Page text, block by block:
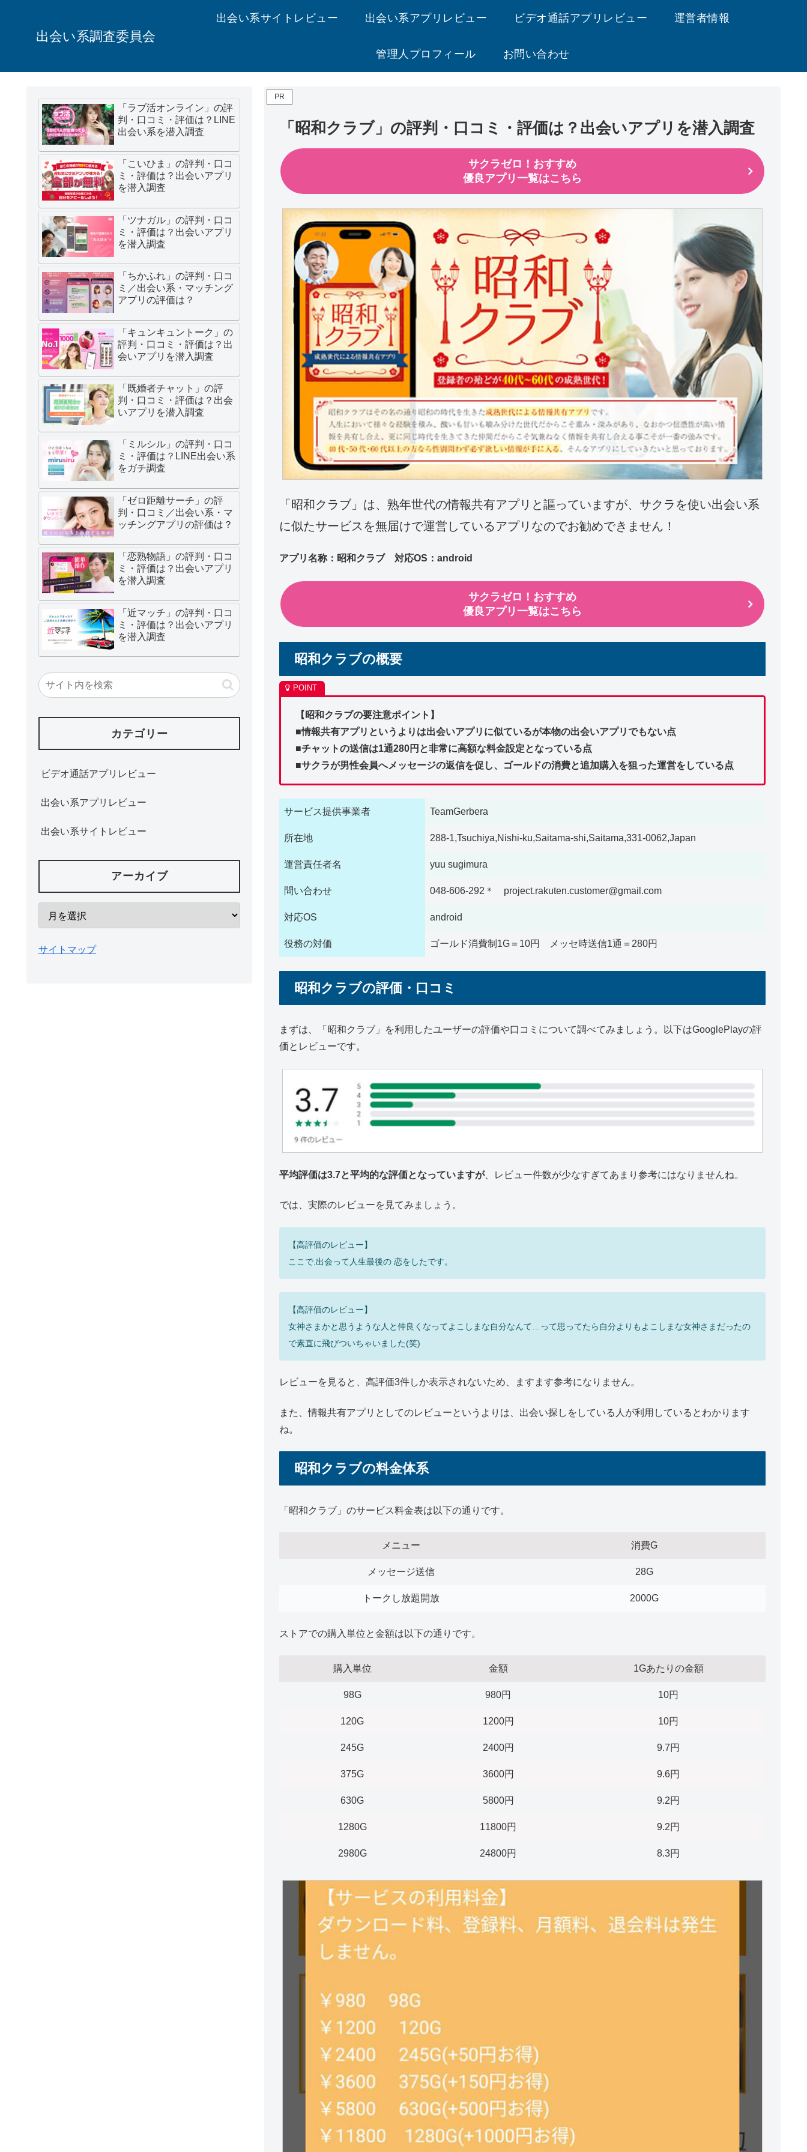
出会い系調査委員会
出会い系サイトレビュー 出会い系アプリレビュー ビデオ通話アプリレビュー 運営者情報
管理人プロフィール お問い合わせ
PR
「昭和クラブ」の評判・口コミ・評価は？出会いアプリを潜入調査
サクラゼロ！おすすめ
優良アプリ一覧はこちら
「昭和クラブ」は、熟年世代の情報共有アプリと謳っていますが、サクラを使い出会い系
に似たサービスを無届けで運営しているアプリなのでお勧めできません！
アプリ名称：昭和クラブ 対応OS：android
サクラゼロ！おすすめ
優良アプリ一覧はこちら
昭和クラブの概要
【昭和クラブの要注意ポイント】
■情報共有アプリというよりは出会いアプリに似ているが本物の出会いアプリでもない点
■チャットの送信は1通280円と非常に高額な料金設定となっている点
■サクラが男性会員へメッセージの返信を促し、ゴールドの消費と追加購入を狙った運営をしている点
サービス提供事業者 TeamGerbera
所在地 288-1,Tsuchiya,Nishi-ku,Saitama-shi,Saitama,331-0062,Japan
運営責任者名 yuu sugimura
問い合わせ 048-606-292＊ project.rakuten.customer@gmail.com
対応OS android
役務の対価 ゴールド消費制1G＝10円 メッセ時送信1通＝280円
昭和クラブの評価・口コミ
まずは、「昭和クラブ」を利用したユーザーの評価や口コミについて調べてみましょう。以下はGooglePlayの評
価とレビューです。
平均評価は3.7と平均的な評価となっていますが、レビュー件数が少なすぎてあまり参考にはなりませんね。
では、実際のレビューを見てみましょう。
【高評価のレビュー】
ここで.出会って人生最後の 恋をしたです。
【高評価のレビュー】
女神さまかと思うような人と仲良くなってよこしまな自分なんて…って思ってたら自分よりもよこしまな女神さまだったの
で素直に飛びついちゃいました(笑)
レビューを見ると、高評価3件しか表示されないため、ますます参考になりません。
また、情報共有アプリとしてのレビューというよりは、出会い探しをしている人が利用しているとわかります
ね。
昭和クラブの料金体系
「昭和クラブ」のサービス料金表は以下の通りです。
メニュー 消費G
メッセージ送信 28G
トークし放題開放 2000G
ストアでの購入単位と金額は以下の通りです。
購入単位 金額 1Gあたりの金額
98G 980円 10円
120G 1200円 10円
245G 2400円 9.7円
375G 3600円 9.6円
630G 5800円 9.2円
1280G 11800円 9.2円
2980G 24800円 8.3円
「ラブ活オンライン」の評
判・口コミ・評価は？LINE
出会い系を潜入調査
「こいひま」の評判・口コ
ミ・評価は？出会いアプリ
を潜入調査
「ツナガル」の評判・口コ
ミ・評価は？出会いアプリ
を潜入調査
「ちかふれ」の評判・口コ
ミ／出会い系・マッチング
アプリの評価は？
「キュンキュントーク」の
評判・口コミ・評価は？出
会いアプリを潜入調査
「既婚者チャット」の評
判・口コミ・評価は？出会
いアプリを潜入調査
「ミルシル」の評判・口コ
ミ・評価は？LINE出会い系
をガチ調査
「ゼロ距離サーチ」の評
判・口コミ／出会い系・マ
ッチングアプリの評価は？
「恋熟物語」の評判・口コ
ミ・評価は？出会いアプリ
を潜入調査
「近マッチ」の評判・口コ
ミ・評価は？出会いアプリ
を潜入調査
カテゴリー
ビデオ通話アプリレビュー
出会い系アプリレビュー
出会い系サイトレビュー
アーカイブ
サイトマップ